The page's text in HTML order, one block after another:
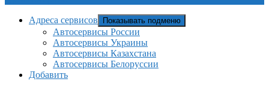
Адреса сервисов Показывать подменю
Автосервисы России
Автосервисы Украины
Автосервисы Казахстана
Автосервисы Белоруссии
Добавить